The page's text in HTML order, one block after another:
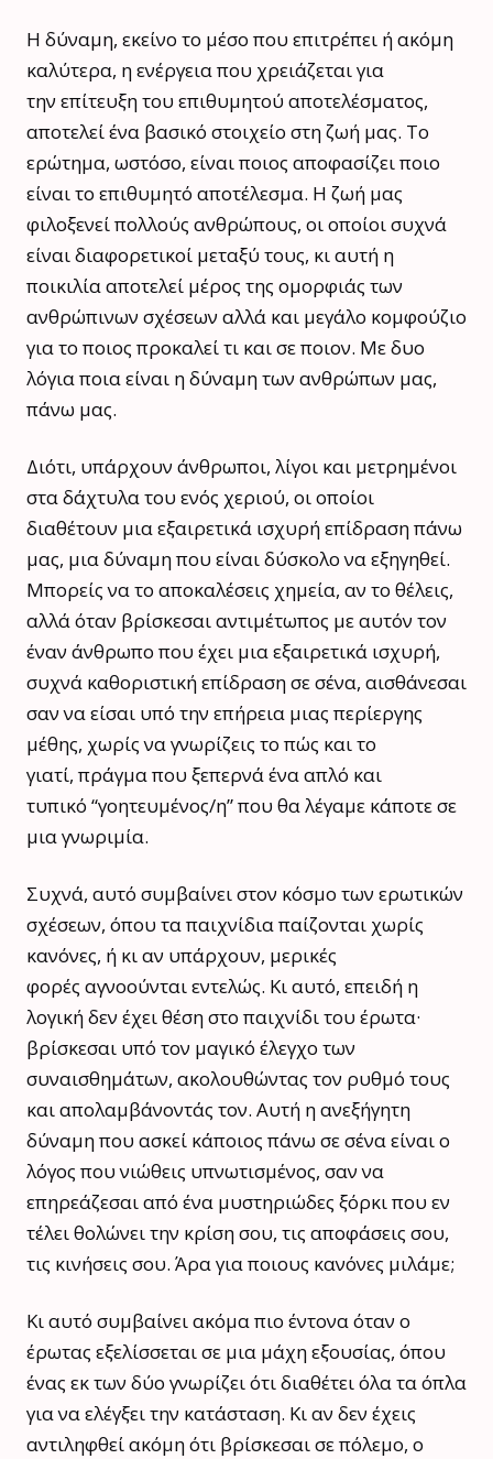
Η δύναμη, εκείνο το μέσο που επιτρέπει ή ακόμη
καλύτερα, η ενέργεια που χρειάζεται για
την επίτευξη του επιθυμητού αποτελέσματος,
αποτελεί ένα βασικό στοιχείο στη ζωή μας. Το
ερώτημα, ωστόσο, είναι ποιος αποφασίζει ποιο
είναι το επιθυμητό αποτέλεσμα. Η ζωή μας
φιλοξενεί πολλούς ανθρώπους, οι οποίοι συχνά
είναι διαφορετικοί μεταξύ τους, κι αυτή η
ποικιλία αποτελεί μέρος της ομορφιάς των
ανθρώπινων σχέσεων αλλά και μεγάλο κομφούζιο
για το ποιος προκαλεί τι και σε ποιον. Με δυο
λόγια ποια είναι η δύναμη των ανθρώπων μας,
πάνω μας.
Διότι, υπάρχουν άνθρωποι, λίγοι και μετρημένοι
στα δάχτυλα του ενός χεριού, οι οποίοι
διαθέτουν μια εξαιρετικά ισχυρή επίδραση πάνω
μας, μια δύναμη που είναι δύσκολο να εξηγηθεί.
Μπορείς να το αποκαλέσεις χημεία, αν το θέλεις,
αλλά όταν βρίσκεσαι αντιμέτωπος με αυτόν τον
έναν άνθρωπο που έχει μια εξαιρετικά ισχυρή,
συχνά καθοριστική επίδραση σε σένα, αισθάνεσαι
σαν να είσαι υπό την επήρεια μιας περίεργης
μέθης, χωρίς να γνωρίζεις το πώς και το
γιατί, πράγμα που ξεπερνά ένα απλό και
τυπικό “γοητευμένος/η” που θα λέγαμε κάποτε σε
μια γνωριμία.
Συχνά, αυτό συμβαίνει στον κόσμο των ερωτικών
σχέσεων, όπου τα παιχνίδια παίζονται χωρίς
κανόνες, ή κι αν υπάρχουν, μερικές
φορές αγνοούνται εντελώς. Κι αυτό, επειδή η
λογική δεν έχει θέση στο παιχνίδι του έρωτα·
βρίσκεσαι υπό τον μαγικό έλεγχο των
συναισθημάτων, ακολουθώντας τον ρυθμό τους
και απολαμβάνοντάς τον. Αυτή η ανεξήγητη
δύναμη που ασκεί κάποιος πάνω σε σένα είναι ο
λόγος που νιώθεις υπνωτισμένος, σαν να
επηρεάζεσαι από ένα μυστηριώδες ξόρκι που εν
τέλει θολώνει την κρίση σου, τις αποφάσεις σου,
τις κινήσεις σου. Άρα για ποιους κανόνες μιλάμε;
Κι αυτό συμβαίνει ακόμα πιο έντονα όταν ο
έρωτας εξελίσσεται σε μια μάχη εξουσίας, όπου
ένας εκ των δύο γνωρίζει ότι διαθέτει όλα τα όπλα
για να ελέγξει την κατάσταση. Κι αν δεν έχεις
αντιληφθεί ακόμη ότι βρίσκεσαι σε πόλεμο, ο